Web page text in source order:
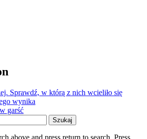
Sprawdź, w którą z nich wcieliło się
wynika
garść
above and press return to search. Press